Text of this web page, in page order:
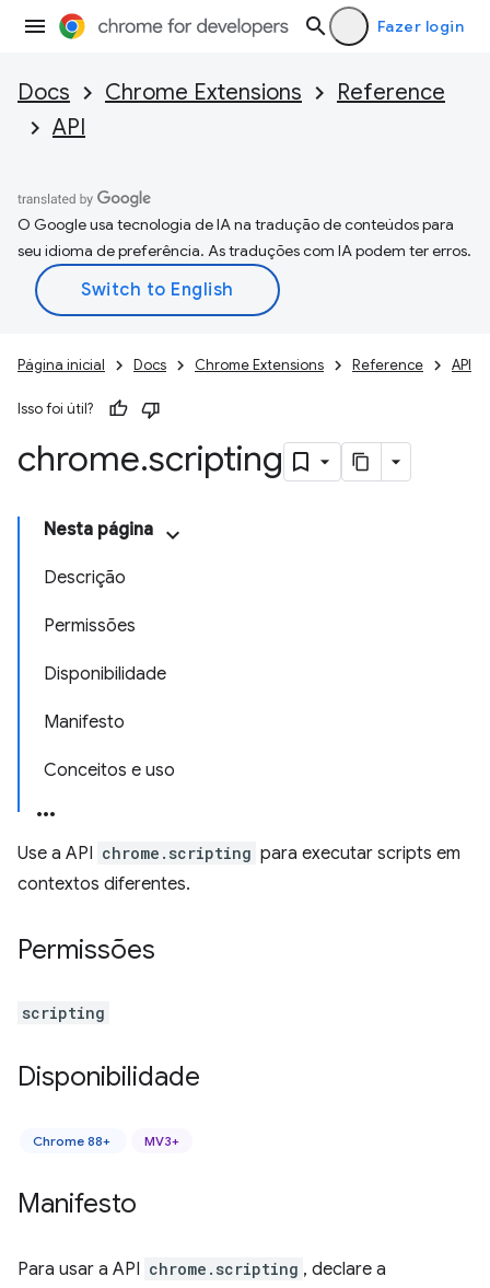
Fazer login
Docs Chrome Extensions
Reference
API
O Google usa tecnologia de IA na tradução de conteúdos para
seu idioma de preferência. As traduções com IA podem ter erros.
Página inicial Docs Chrome Extensions Reference API
Isso foi útil?
chrome.scripting
Nesta página
Descrição
Permissões
Disponibilidade
Manifesto
Conceitos e uso
Use a API chrome.scripting para executar scripts em
contextos diferentes.
Permissões
scripting
Disponibilidade
Chrome 88+ MV3+
Manifesto
Para usar a API chrome.scripting , declare a